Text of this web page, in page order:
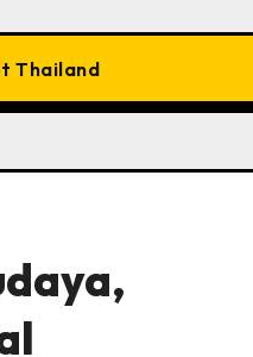
Thailand